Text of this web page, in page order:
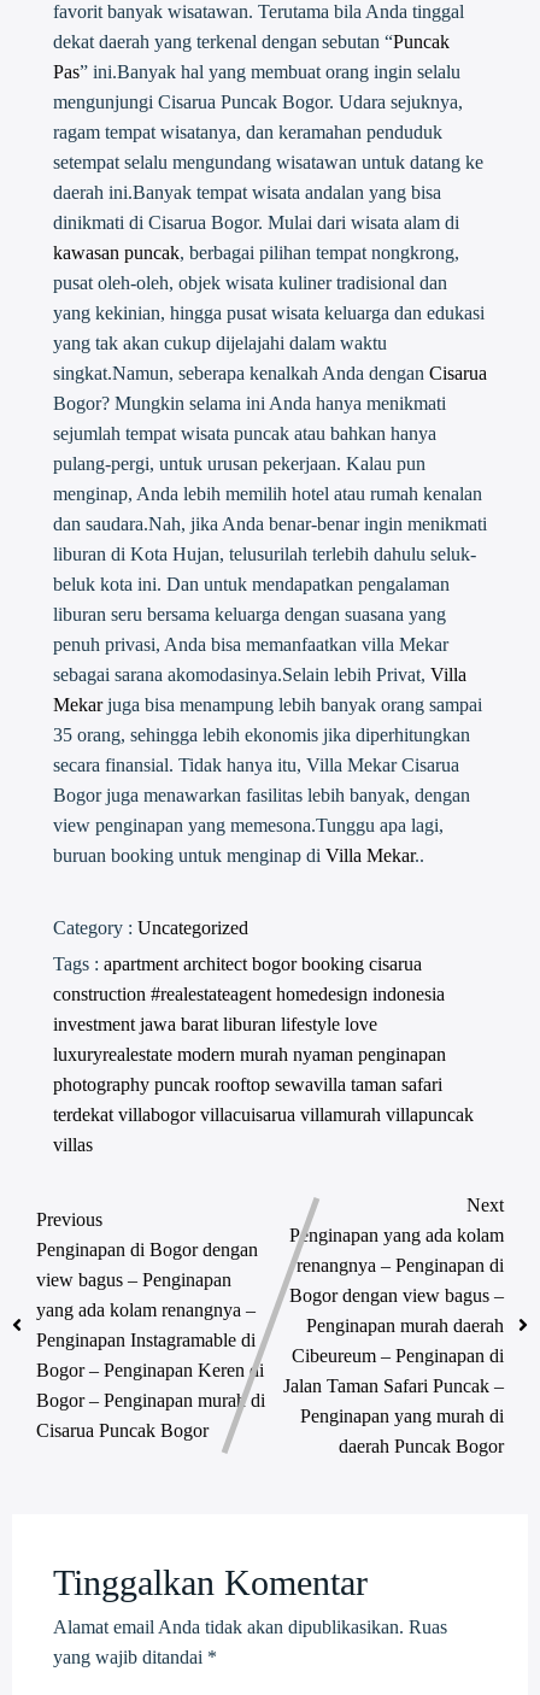
favorit banyak wisatawan. Terutama bila Anda tinggal
dekat daerah yang terkenal dengan sebutan “Puncak
Pas” ini.Banyak hal yang membuat orang ingin selalu
mengunjungi Cisarua Puncak Bogor. Udara sejuknya,
ragam tempat wisatanya, dan keramahan penduduk
setempat selalu mengundang wisatawan untuk datang ke
daerah ini.Banyak tempat wisata andalan yang bisa
dinikmati di Cisarua Bogor. Mulai dari wisata alam di
kawasan puncak, berbagai pilihan tempat nongkrong,
pusat oleh-oleh, objek wisata kuliner tradisional dan
yang kekinian, hingga pusat wisata keluarga dan edukasi
yang tak akan cukup dijelajahi dalam waktu
singkat.Namun, seberapa kenalkah Anda dengan Cisarua
Bogor? Mungkin selama ini Anda hanya menikmati
sejumlah tempat wisata puncak atau bahkan hanya
pulang-pergi, untuk urusan pekerjaan. Kalau pun
menginap, Anda lebih memilih hotel atau rumah kenalan
dan saudara.Nah, jika Anda benar-benar ingin menikmati
liburan di Kota Hujan, telusurilah terlebih dahulu seluk-
beluk kota ini. Dan untuk mendapatkan pengalaman
liburan seru bersama keluarga dengan suasana yang
penuh privasi, Anda bisa memanfaatkan villa Mekar
sebagai sarana akomodasinya.Selain lebih Privat, Villa
Mekarjuga bisa menampung lebih banyak orang sampai
35 orang, sehingga lebih ekonomis jika diperhitungkan
secara finansial. Tidak hanya itu, Villa Mekar Cisarua
Bogor juga menawarkan fasilitas lebih banyak, dengan
view penginapan yang memesona.Tunggu apa lagi,
buruan booking untuk menginap di Villa Mekar..
Category : Uncategorized
Tags : apartment architect bogorbooking cisarua
construction #realestateagent homedesign indonesia
investment jawa barat liburan lifestyle love
luxuryrealestate modern murah nyaman penginapan
photography puncak rooftop sewavilla taman safari
terdekat villabogorvillacuisarua villamurah villapuncak
villas
Previous
Penginapan di Bogor dengan
view bagus – Penginapan
yang ada kolam renangnya –
Penginapan Instagramable di
Bogor – Penginapan Keren di
Bogor – Penginapan murah di
Cisarua Puncak Bogor
Next
Penginapan yang ada kolam
renangnya – Penginapan di
Bogor dengan view bagus –
Penginapan murah daerah
Cibeureum – Penginapan di
Jalan Taman Safari Puncak –
Penginapan yang murah di
daerah Puncak Bogor
Tinggalkan Komentar
Alamat email Anda tidak akan dipublikasikan. Ruas
yang wajib ditandai *